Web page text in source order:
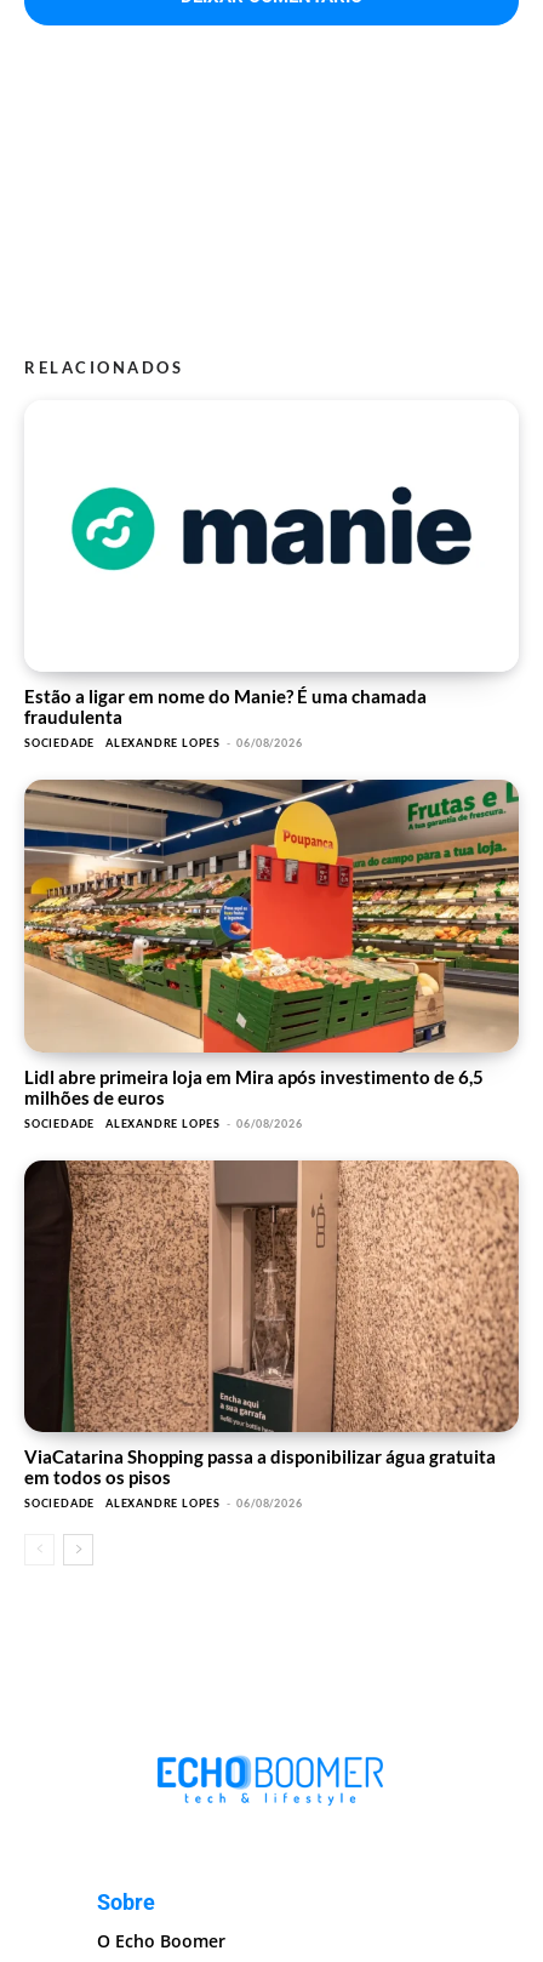
RELACIONADOS
Estão a ligar em nome do Manie? É uma chamada
fraudulenta
SOCIEDADE ALEXANDRE LOPES - 06/08/2026
Lidl abre primeira loja em Mira após investimento de 6,5
milhões de euros
SOCIEDADE ALEXANDRE LOPES - 06/08/2026
ViaCatarina Shopping passa a disponibilizar água gratuita
em todos os pisos
SOCIEDADE ALEXANDRE LOPES - 06/08/2026
Sobre
O Echo Boomer